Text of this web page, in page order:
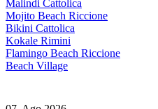
Malindi Cattolica
Mojito Beach Riccione
Bikini Cattolica
Kokale Rimini
Flamingo Beach Riccione
Beach Village